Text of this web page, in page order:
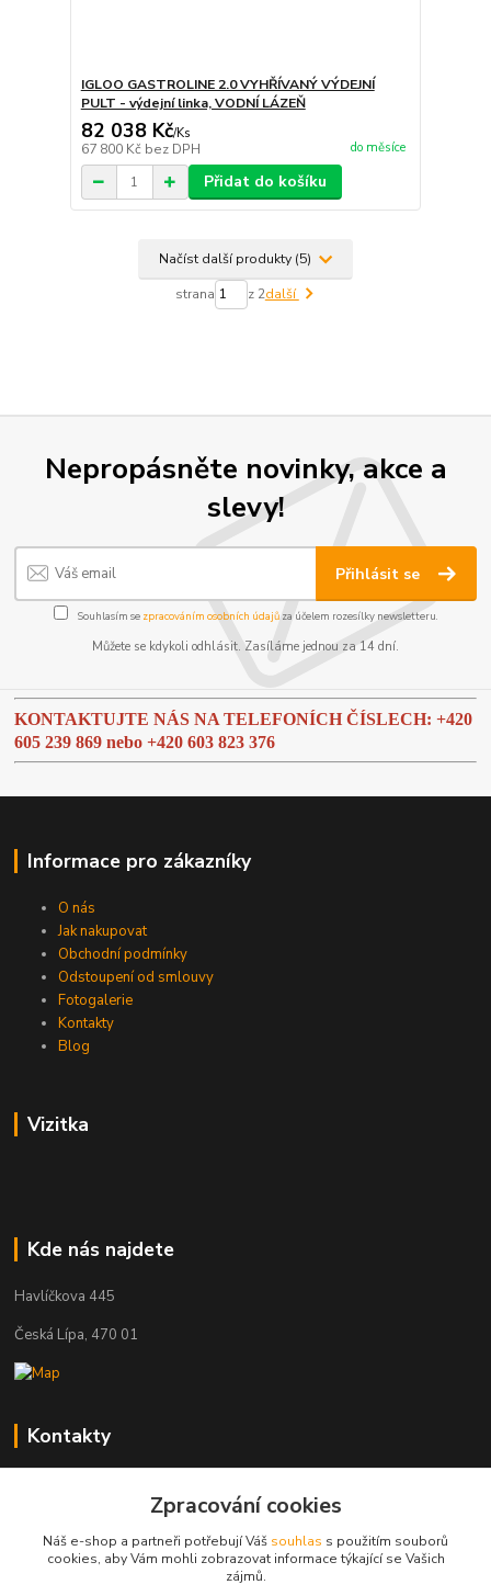
IGLOO GASTROLINE 2.0 VYHŘÍVANÝ VÝDEJNÍ
PULT - výdejní linka, VODNÍ LÁZEŇ
82 038 Kč/Ks
67 800 Kč bez DPH do měsíce
Přidat do košíku
Načíst další produkty (5)
strana z 2další
Nepropásněte novinky, akce a
slevy!
Přihlásit se
Souhlasím se zpracováním osobních údajůza účelem rozesílky newsletteru.
Můžete se kdykoli odhlásit. Zasíláme jednou za 14 dní.
KONTAKTUJTE NÁS NA TELEFONÍCH ČÍSLECH: +420
605 239 869 nebo+420 603 823 376
Informace pro zákazníky
O nás
Jak nakupovat
Obchodní podmínky
Odstoupení od smlouvy
Fotogalerie
Kontakty
Blog
Vizitka
Kde nás najdete
Havlíčkova 445
Česká Lípa, 470 01
Kontakty
+420 603 823 376
pelant@cgastro.cz
Zpracování cookies
Náš e-shop a partneři potřebují Váš souhlas s použitím souborů
cookies, aby Vám mohli zobrazovat informace týkající se Vašich
zájmů.